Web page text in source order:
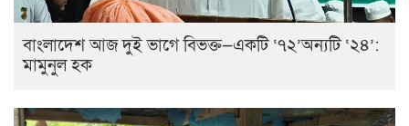
বাংলাদেশ আজ দুই ভাগে বিভক্ত—একটি ‘৭২’অন্যটি ‘২৪’:
মামুনুল হক